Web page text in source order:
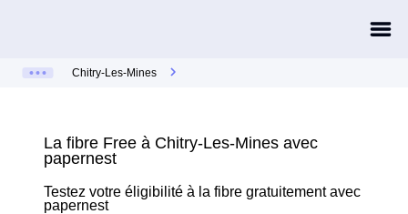
Chitry-Les-Mines
La fibre Free à Chitry-Les-Mines avec
papernest
Testez votre éligibilité à la fibre gratuitement avec
papernest